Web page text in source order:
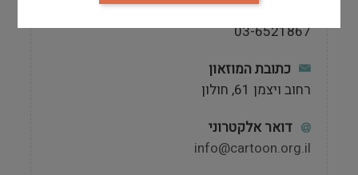
מספר פקס
03-6521867
כתובת המוזאון
רחוב ויצמן 61, חולון
דואר אלקטרוני
info@cartoon.org.il